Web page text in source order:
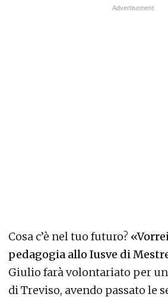
Cosa c’è nel tuo futuro?
pedagogia allo Iusve di
Giulio farà volontariato per
di Treviso, avendo passato le